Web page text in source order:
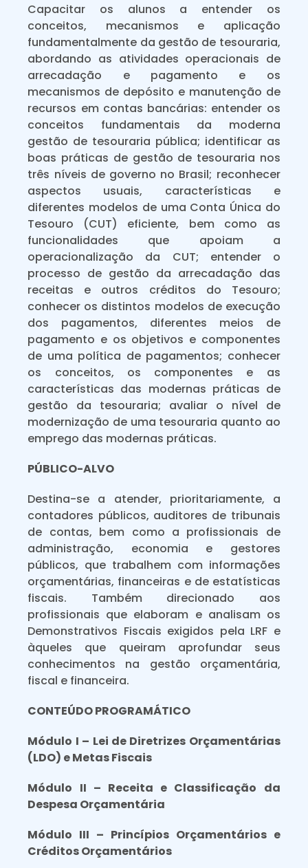
Capacitar os alunos a entender os
conceitos, mecanismos e aplicação
fundamentalmente da gestão de tesouraria,
abordando as atividades operacionais de
arrecadação e pagamento e os
mecanismos de depósito e manutenção de
recursos em contas bancárias: entender os
conceitos fundamentais da moderna
gestão de tesouraria pública; identificar as
boas práticas de gestão de tesouraria nos
três níveis de governo no Brasil; reconhecer
aspectos usuais, características e
diferentes modelos de uma Conta Única do
Tesouro (CUT) eficiente, bem como as
funcionalidades que apoiam a
operacionalização da CUT; entender o
processo de gestão da arrecadação das
receitas e outros créditos do Tesouro;
conhecer os distintos modelos de execução
dos pagamentos, diferentes meios de
pagamento e os objetivos e componentes
de uma política de pagamentos; conhecer
os conceitos, os componentes e as
características das modernas práticas de
gestão da tesouraria; avaliar o nível de
modernização de uma tesouraria quanto ao
emprego das modernas práticas.
PÚBLICO-ALVO
Destina-se a atender, prioritariamente, a
contadores públicos, auditores de tribunais
de contas, bem como a profissionais de
administração, economia e gestores
públicos, que trabalhem com informações
orçamentárias, financeiras e de estatísticas
fiscais. Também direcionado aos
profissionais que elaboram e analisam os
Demonstrativos Fiscais exigidos pela LRF e
àqueles que queiram aprofundar seus
conhecimentos na gestão orçamentária,
fiscal e financeira.
CONTEÚDO PROGRAMÁTICO
Módulo I – Lei de Diretrizes Orçamentárias
(LDO) e Metas Fiscais
Módulo II – Receita e Classificação da
Despesa Orçamentária
Módulo III – Princípios Orçamentários e
Créditos Orçamentários